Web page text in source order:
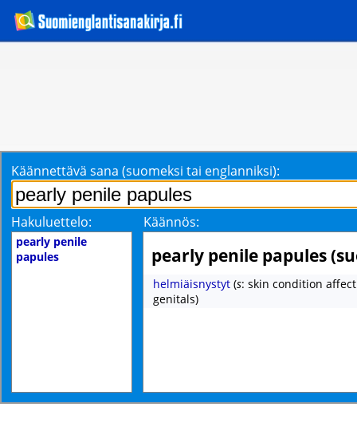
Käännettävä sana (suomeksi tai englanniksi):
Hakuluettelo: Käännös:
pearly penile
papules
pearly penile papules
helmiäisnystyt (s: skin condition
genitals)